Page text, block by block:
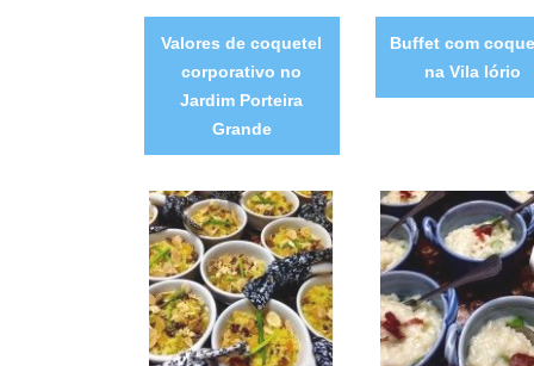
Valores de coquetel
corporativo no
Jardim Porteira
Grande
Buffet com
na Vila Iório